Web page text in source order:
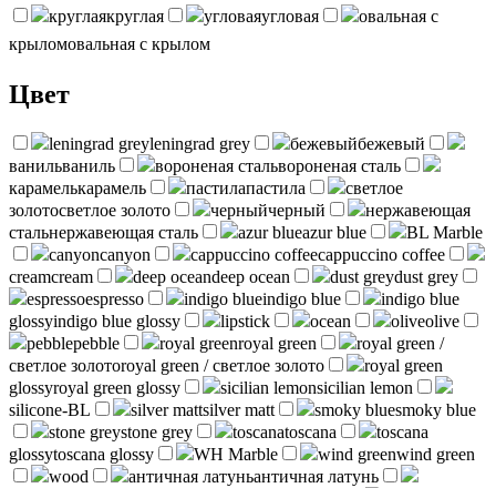
круглаякруглая угловаяугловая
овальная с
крыломовальная с крылом
Цвет
leningrad greyleningrad grey бежевыйбежевый
ванильваниль вороненая стальвороненая сталь
карамелькарамель пастилапастила
светлое
золотосветлое золото черныйчерный
нержавеющая
стальнержавеющая сталь azur blueazur blue
BL Marble
canyoncanyon cappuccino coffeecappuccino coffee
creamcream deep oceandeep ocean dust greydust grey
espressoespresso indigo blueindigo blue
indigo blue
glossyindigo blue glossy lipstick ocean oliveolive
pebblepebble royal greenroyal green
royal green /
светлое золотоroyal green / светлое золото
royal green
glossyroyal green glossy sicilian lemonsicilian lemon
silicone-BL
silver mattsilver matt smoky bluesmoky blue
stone greystone grey toscanatoscana
toscana
glossytoscana glossy WH Marble wind greenwind green
wood
античная латуньантичная латунь